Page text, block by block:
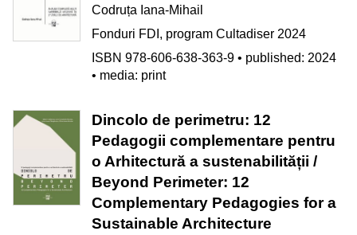
Codruța Iana-Mihail
Fonduri FDI, program Cultadiser 2024
ISBN 978-606-638-363-9 • published: 2024
• media: print
Dincolo de perimetru: 12
Pedagogii complementare pentru
o Arhitectură a sustenabilității /
Beyond Perimeter: 12
Complementary Pedagogies for a
Sustainable Architecture